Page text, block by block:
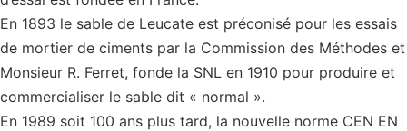
En 1893 le sable de Leucate est préconisé pour les essais
de mortier de ciments par la Commission des Méthodes et
Monsieur R. Ferret, fonde la SNL en 1910 pour produire et
commercialiser le sable dit « normal ».
En 1989 soit 100 ans plus tard, la nouvelle norme CEN EN